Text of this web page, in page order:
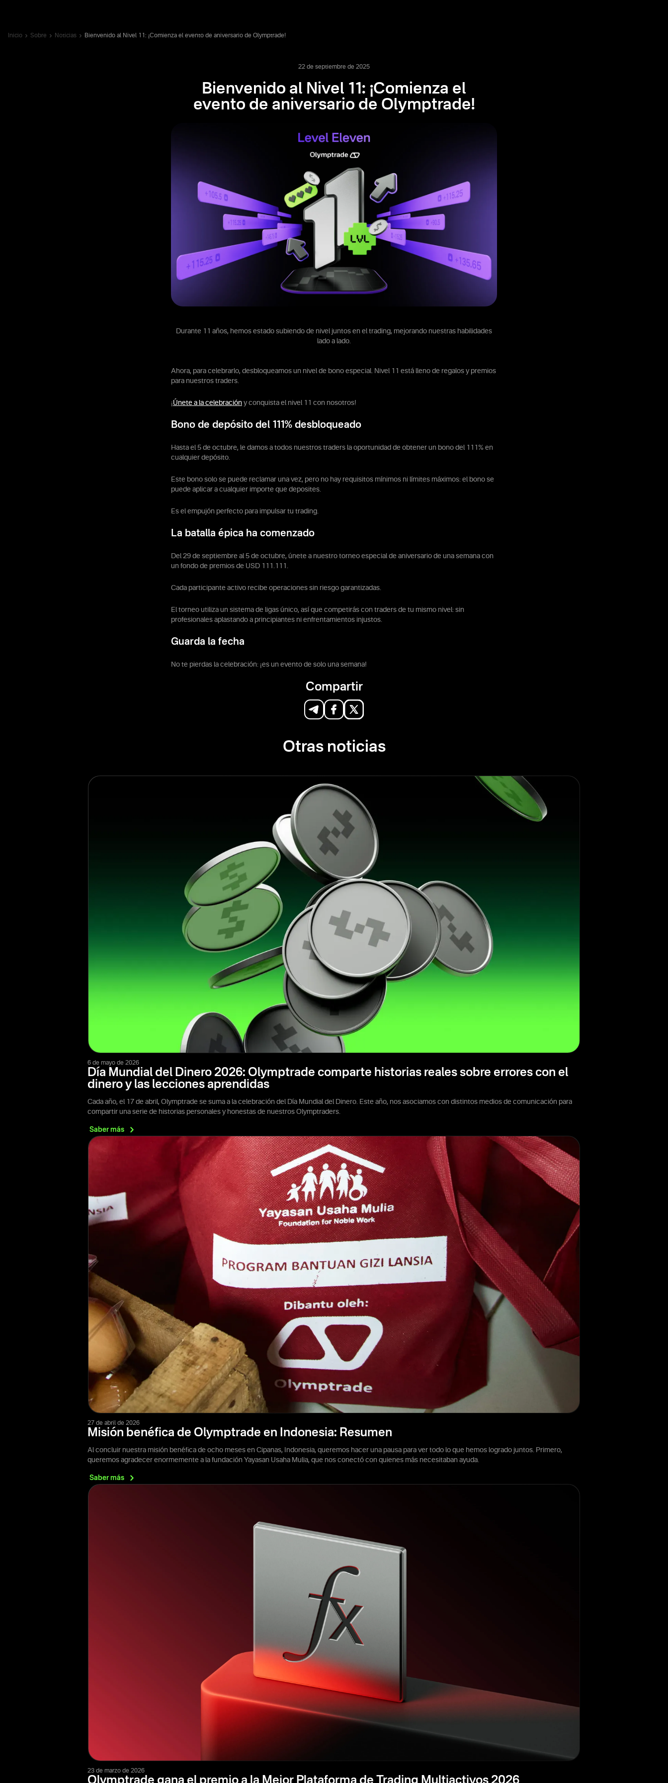
Inicio Sobre Noticias Bienvenido al Nivel 11: ¡Comienza el evento de aniversario de Olymptrade!
22 de septiembre de 2025
Bienvenido al Nivel 11: ¡Comienza el
evento de aniversario de Olymptrade!
Durante 11 años, hemos estado subiendo de nivel juntos en el trading, mejorando nuestras habilidades
lado a lado.
Ahora, para celebrarlo, desbloqueamos un nivel de bono especial. Nivel 11 está lleno de regalos y premios
para nuestros traders.
¡Únete a la celebración y conquista el nivel 11 con nosotros!
Bono de depósito del 111% desbloqueado
Hasta el 5 de octubre, le damos a todos nuestros traders la oportunidad de obtener un bono del 111% en
cualquier depósito.
Este bono solo se puede reclamar una vez, pero no hay requisitos mínimos ni límites máximos: el bono se
puede aplicar a cualquier importe que deposites.
Es el empujón perfecto para impulsar tu trading.
La batalla épica ha comenzado
Del 29 de septiembre al 5 de octubre, únete a nuestro torneo especial de aniversario de una semana con
un fondo de premios de USD 111.111.
Cada participante activo recibe operaciones sin riesgo garantizadas.
El torneo utiliza un sistema de ligas único, así que competirás con traders de tu mismo nivel: sin
profesionales aplastando a principiantes ni enfrentamientos injustos.
Guarda la fecha
No te pierdas la celebración: ¡es un evento de solo una semana!
Compartir
Otras noticias
6 de mayo de 2026
Día Mundial del Dinero 2026: Olymptrade comparte historias reales sobre errores con el
dinero y las lecciones aprendidas
Cada año, el 17 de abril, Olymptrade se suma a la celebración del Día Mundial del Dinero. Este año, nos asociamos con distintos medios de comunicación para
compartir una serie de historias personales y honestas de nuestros Olymptraders.
Sabermás
27 de abril de 2026
Misión benéfica de Olymptrade en Indonesia: Resumen
Al concluir nuestra misión benéfica de ocho meses en Cipanas, Indonesia, queremos hacer una pausa para ver todo lo que hemos logrado juntos. Primero,
queremos agradecer enormemente a la fundación Yayasan Usaha Mulia, que nos conectó con quienes más necesitaban ayuda.
Sabermás
23 de marzo de 2026